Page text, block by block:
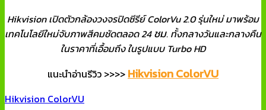
Hikvision เปิดตัวกล้องวงจรปิดซีรีย์ ColorVu 2.0 รุ่นใหม่ มาพร้อม
เทคโนโลยีใหม่จับภาพสีคมชัดตลอด 24ชม. ทั้งกลางวันและกลางคืน
ในราคาที่เอื้อมถึง ในรูปแบบ Turbo HD
แนะนำอ่านรีวิว >>>>Hikvision ColorVU
Hikvision ColorVU